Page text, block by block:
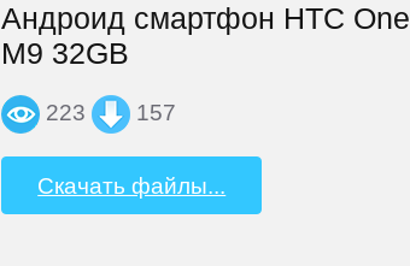
Андроид смартфон HTC One
M9 32GB
223 157
Скачать файлы...